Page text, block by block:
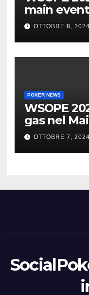
main
azzurri al
OTTOBRE 8, 2024
POKER NEWS
WSOPE
gas nel
azzurri al
OTTOBRE 7, 2024